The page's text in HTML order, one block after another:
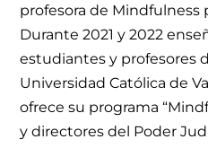
profesora de Mindfulness
Durante 2021 y 2022
estudiantes y profesores
Universidad Católica de
ofrece su programa
y directores del Poder